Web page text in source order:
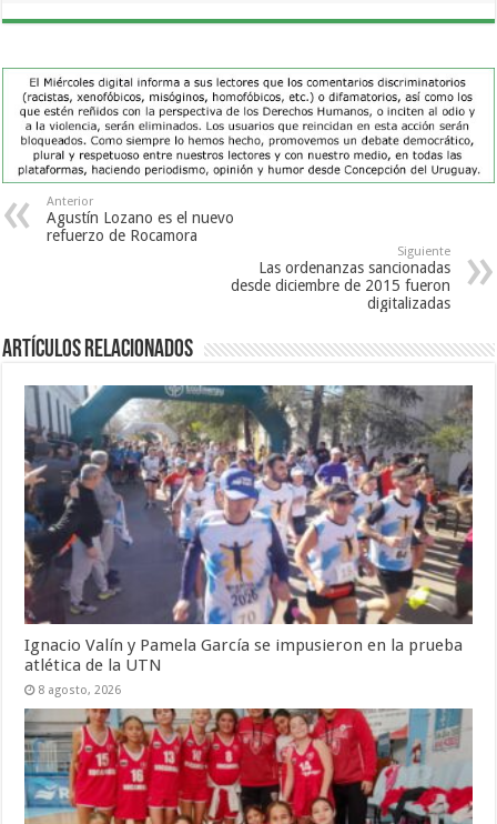
Anterior
Agustín Lozano es el nuevo
refuerzo de Rocamora
Siguiente
Las ordenanzas sancionadas
desde diciembre de 2015 fueron
digitalizadas
Artículos Relacionados
Ignacio Valín y Pamela García se impusieron en la prueba
atlética de la UTN
8 agosto, 2026